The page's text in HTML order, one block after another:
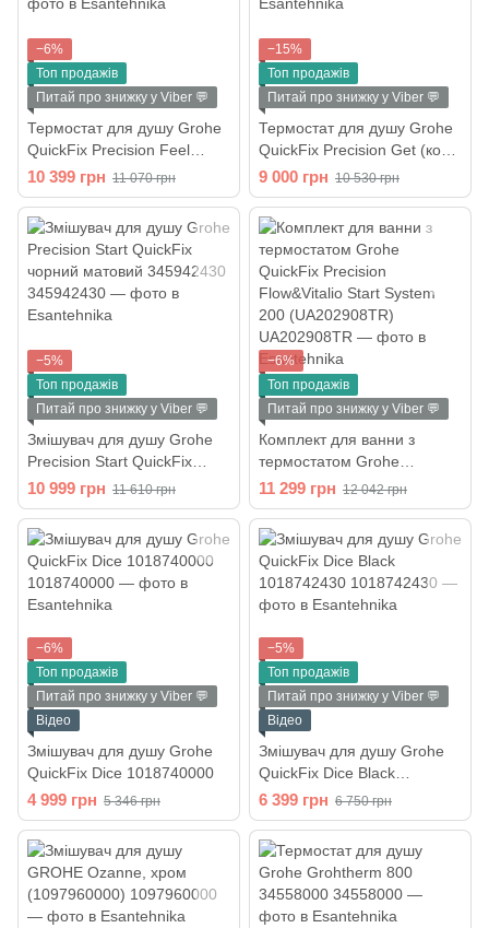
−6%
Топ продажів
Питай про знижку у Viber 💬
Термостат для душу Grohe
QuickFix Precision Feel
(колір - хром) 34790000
10 399 грн 11 070 грн
−15%
Топ продажів
Питай про знижку у Viber 💬
Термостат для душу Grohe
QuickFix Precision Get (колір
- хром) 34773000
9 000 грн 10 530 грн
−5%
Топ продажів
Питай про знижку у Viber 💬
Змішувач для душу Grohe
Precision Start QuickFix
чорний матовий 345942430
10 999 грн 11 610 грн
−6%
Топ продажів
Питай про знижку у Viber 💬
Комплект для ванни з
термостатом Grohe
QuickFix Precision
Flow&Vitalio Start System
200 (UA202908TR)
11 299 грн 12 042 грн
−6%
Топ продажів
Питай про знижку у Viber 💬
Відео
Змішувач для душу Grohe
QuickFix Dice 1018740000
4 999 грн 5 346 грн
−5%
Топ продажів
Питай про знижку у Viber 💬
Відео
Змішувач для душу Grohe
QuickFix Dice Black
1018742430
6 399 грн 6 750 грн